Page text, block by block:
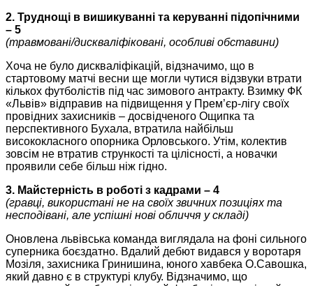
2. Труднощі в вишикуванні та керуванні підопічними
– 5
(травмовані/дискваліфіковані, особливі обставини)
Хоча не було дискваліфікацій, відзначимо, що в
стартовому матчі весни ще могли чутися відзвуки втрати
кількох футболістів під час зимового антракту. Взимку ФК
«Львів» відправив на підвищення у Прем’єр-лігу своїх
провідних захисників – досвідченого Ощипка та
перспективного Бухала, втратила найбільш
висококласного опорника Орловського. Утім, колектив
зовсім не втратив стрункості та цілісності, а новачки
проявили себе більш ніж гідно.
3. Майстерність в роботі з кадрами – 4
(гравці, використані не на своїх звичних позиціях та
несподівані, але успішні нові обличчя у складі)
Оновлена львівська команда виглядала на фоні сильного
суперника боєздатно. Вдалий дебют видався у воротаря
Мозіля, захисника Гринишина, юного хавбека О.Савошка,
який давно є в структурі клубу. Відзначимо, що